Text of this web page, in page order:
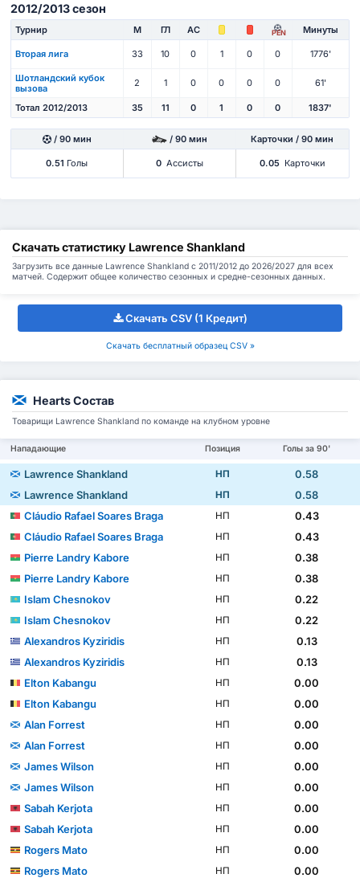
2012/2013 сезон
Турнир М ГЛ АС PEN Минуты
Вторая лига 33 10 0 1 0 0 1776'
Шотландский кубок
вызова
2 1 0 0 0 0 61'
Тотал 2012/2013 35 11 0 1 0 0 1837'
/ 90 мин / 90 мин Карточки / 90 мин
0.51 Голы 0 Ассисты 0.05 Карточки
Скачать статистику Lawrence Shankland
Загрузить все данные Lawrence Shankland с 2011/2012 до 2026/2027 для всех
матчей. Содержит общее количество сезонных и средне-сезонных данных.
Скачать CSV (1 Кредит)
Скачать бесплатный образец CSV »
Hearts Состав
Товарищи Lawrence Shankland по команде на клубном уровне
Нападающие Позиция Голы за 90'
Lawrence Shankland НП
0.58
Lawrence Shankland
НП
0.58
Cláudio Rafael Soares Braga
НП
0.43
Cláudio Rafael Soares Braga
НП
0.43
Pierre Landry Kabore
НП
0.38
Pierre Landry Kabore
НП
0.38
Islam Chesnokov
НП
0.22
Islam Chesnokov
НП
0.22
Alexandros Kyziridis
НП
0.13
Alexandros Kyziridis
НП
0.13
Elton Kabangu
НП
0.00
Elton Kabangu
НП
0.00
Alan Forrest
НП
0.00
Alan Forrest
НП
0.00
James Wilson
НП
0.00
James Wilson
НП
0.00
Sabah Kerjota
НП
0.00
Sabah Kerjota
НП
0.00
Rogers Mato
НП
0.00
Rogers Mato
НП 0.00